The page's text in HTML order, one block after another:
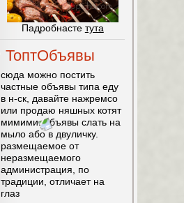
Падробнасте тута
ТоптОбъявы
сюда можно постить
частные объявы типа еду
в н-ск, давайте нажремсо
или продаю няшных котят
мимими. объявы слать на
мыло або в двуличку.
размещаемое от
неразмещаемого
администрация, по
традиции, отличает на
глаз